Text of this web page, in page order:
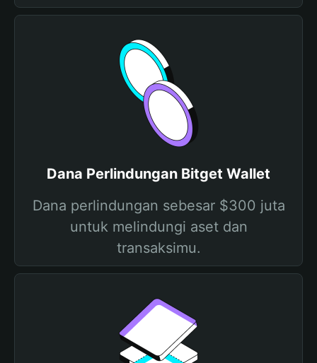
Dana Perlindungan Bitget Wallet
Dana perlindungan sebesar $300 juta
untuk melindungi aset dan
transaksimu.